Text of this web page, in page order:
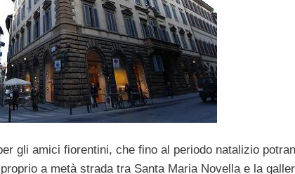
gli amici fiorentini, che fino al periodo natalizio
a metà strada tra Santa Maria Novella e la